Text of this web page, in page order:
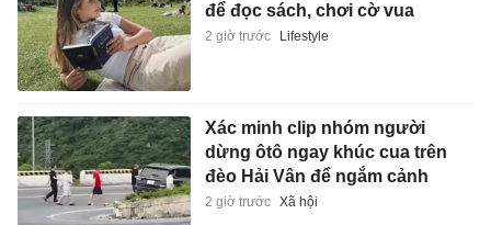
để đọc sách, chơi cờ vua
2 giờ trước Lifestyle
Xác minh clip nhóm người
dừng ôtô ngay khúc cua trên
đèo Hải Vân để ngắm cảnh
2 giờ trước Xã hội